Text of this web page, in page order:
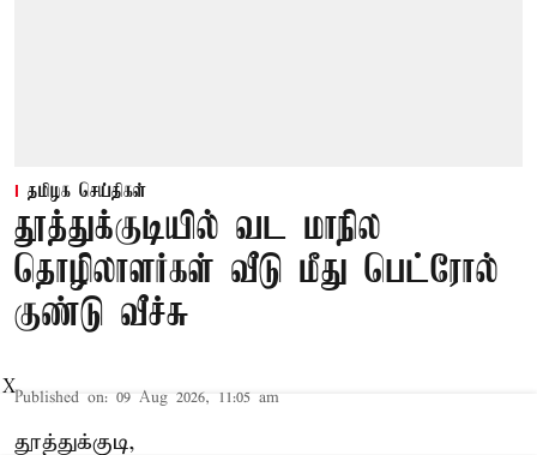
தமிழக செய்திகள்
தூத்துக்குடியில் வட மாநில
தொழிலாளர்கள் வீடு மீது பெட்ரோல்
குண்டு வீச்சு
Published on: 09 Aug 2026, 11:05 am
தூத்துக்குடி,
X